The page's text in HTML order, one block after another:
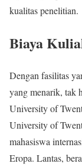
kualitas penelitian.
Biaya
Dengan fasilitas
yang menarik, tak
University of
University of
mahasiswa
Eropa. Lantas,